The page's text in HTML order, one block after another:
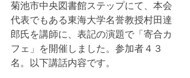
菊池市中央図書館ステップにて、本会
代表でもある東海大学名誉教授村田達
郎氏を講師に、表記の演題で「寄合カ
フェ」を開催しました。参加者４３
名。以下講話内容です。